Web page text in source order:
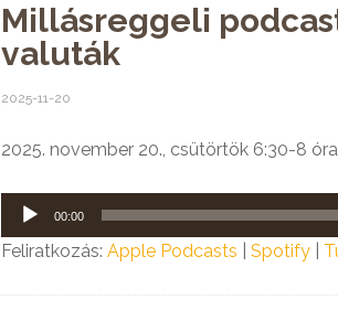
Millásreggeli
valuták
2025-11-20
2025. november 20., csütörtök 6:30-8 óra
Audió
lejátszó
00:00
Feliratkozás: Apple Podcasts Spotify